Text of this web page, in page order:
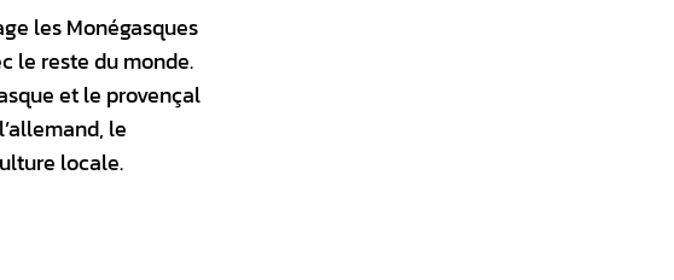
les Monégasques
le reste du monde.
et le provençal
le
locale.